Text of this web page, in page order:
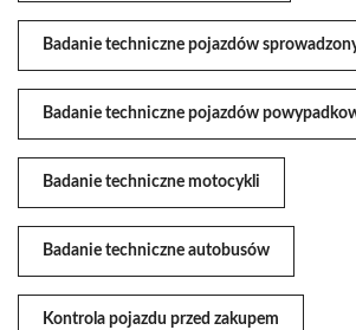
Badanie techniczne pojazdów
Badanie techniczne pojazdów
Badanie techniczne motocykli
Badanie techniczne autobusów
Kontrola pojazdu przed zakupem